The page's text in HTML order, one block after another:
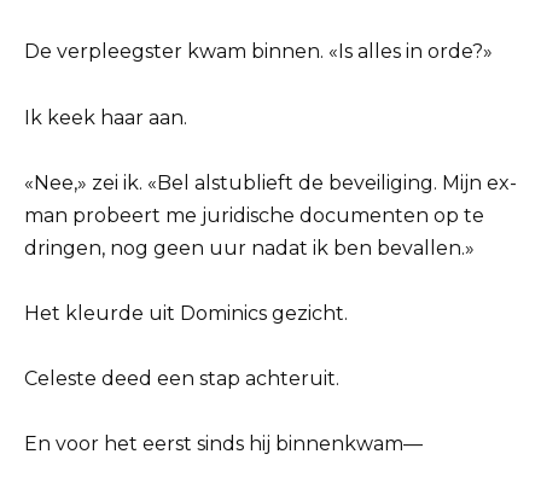
De verpleegster kwam binnen. «Is alles in orde?»
Ik keek haar aan.
«Nee,» zei ik. «Bel alstublieft de beveiliging. Mijn ex-
man probeert me juridische documenten op te
dringen, nog geen uur nadat ik ben bevallen.»
Het kleurde uit Dominics gezicht.
Celeste deed een stap achteruit.
En voor het eerst sinds hij binnenkwam—